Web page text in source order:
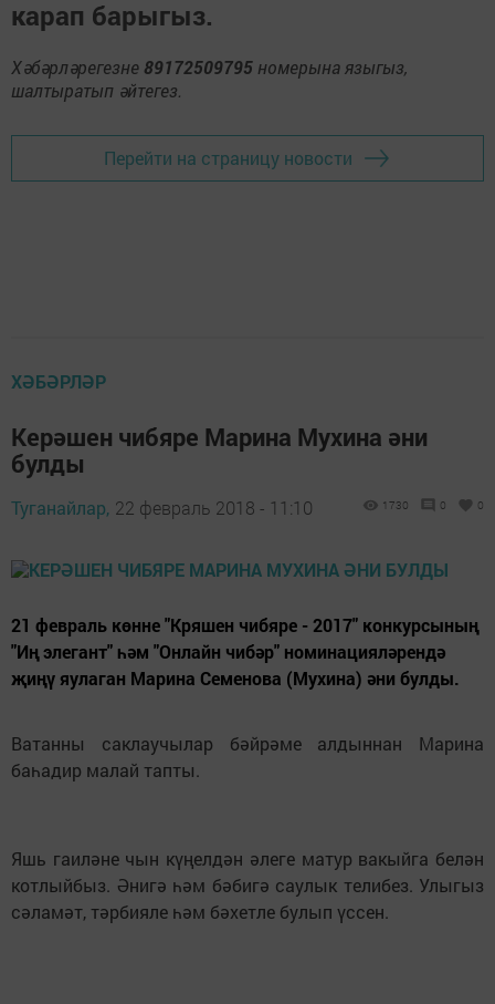
карап барыгыз.
Хәбәрләрегезне 89172509795 номерына языгыз,
шалтыратып әйтегез.
Перейти на страницу новости
ХӘБӘРЛӘР
Керәшен чибяре Марина Мухина әни
булды
Туганайлар, 22 февраль 2018 - 11:10 1730 0 0
21 февраль көнне "Кряшен чибяре - 2017" конкурсының
"Иң элегант" һәм "Онлайн чибәр" номинацияләрендә
җиңү яулаган Марина Семенова (Мухина) әни булды.
Ватанны саклаучылар бәйрәме алдыннан Марина
баһадир малай тапты.
Яшь гаиләне чын күңелдән әлеге матур вакыйга белән
котлыйбыз. Әнигә һәм бәбигә саулык телибез. Улыгыз
сәламәт, тәрбияле һәм бәхетле булып үссен.